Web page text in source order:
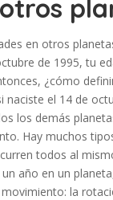
en otros
de 1995, tu
¿cómo
naciste el 14 de
los demás
Hay muchos
todos al
año en un
la